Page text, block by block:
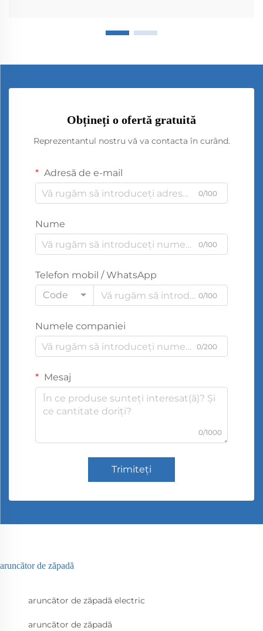
Obțineți o ofertă gratuită
Reprezentantul nostru vă va contacta în curând.
Adresă de e-mail
0/100
Nume
0/100
Telefon mobil / WhatsApp
Code
0/100
Numele companiei
0/200
Mesaj
0/1000
Trimiteți
aruncător de zăpadă
aruncător de zăpadă electric
aruncător de zăpadă